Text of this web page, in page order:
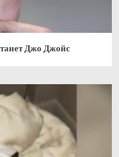
Джо Джойс